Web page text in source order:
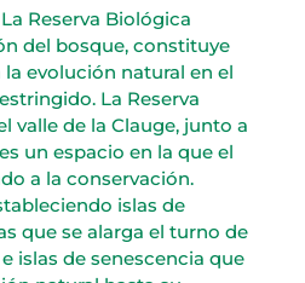
Reserva Biológica
del bosque, constituye
evolución natural en el
La Reserva
valle de la Clauge, junto a
un espacio en la que el
a la conservación.
islas de
que se alarga el turno de
islas de senescencia que